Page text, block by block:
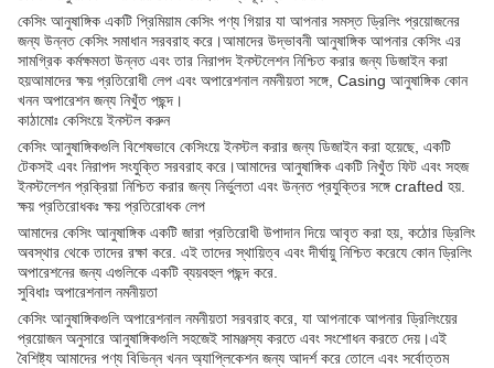
কেসিং আনুষাঙ্গিক একটি প্রিমিয়াম কেসিং পণ্য গিয়ার যা আপনার সমস্ত ড্রিলিং প্রয়োজনের
জন্য উন্নত কেসিং সমাধান সরবরাহ করে।আমাদের উদ্ভাবনী আনুষাঙ্গিক আপনার কেসিং এর
সামগ্রিক কর্মক্ষমতা উন্নত এবং তার নিরাপদ ইনস্টলেশন নিশ্চিত করার জন্য ডিজাইন করা
হয়আমাদের ক্ষয় প্রতিরোধী লেপ এবং অপারেশনাল নমনীয়তা সঙ্গে, Casing আনুষাঙ্গিক কোন
খনন অপারেশন জন্য নিখুঁত পছন্দ।
কাঠামোঃ কেসিংয়ে ইনস্টল করুন
কেসিং আনুষাঙ্গিকগুলি বিশেষভাবে কেসিংয়ে ইনস্টল করার জন্য ডিজাইন করা হয়েছে, একটি
টেকসই এবং নিরাপদ সংযুক্তি সরবরাহ করে।আমাদের আনুষাঙ্গিক একটি নিখুঁত ফিট এবং সহজ
ইনস্টলেশন প্রক্রিয়া নিশ্চিত করার জন্য নির্ভুলতা এবং উন্নত প্রযুক্তির সঙ্গে crafted হয়.
ক্ষয় প্রতিরোধকঃ ক্ষয় প্রতিরোধক লেপ
আমাদের কেসিং আনুষাঙ্গিক একটি জারা প্রতিরোধী উপাদান দিয়ে আবৃত করা হয়, কঠোর ড্রিলিং
অবস্থার থেকে তাদের রক্ষা করে. এই তাদের স্থায়িত্ব এবং দীর্ঘায়ু নিশ্চিত করেযে কোন ড্রিলিং
অপারেশনের জন্য এগুলিকে একটি ব্যয়বহুল পছন্দ করে.
সুবিধাঃ অপারেশনাল নমনীয়তা
কেসিং আনুষাঙ্গিকগুলি অপারেশনাল নমনীয়তা সরবরাহ করে, যা আপনাকে আপনার ড্রিলিংয়ের
প্রয়োজন অনুসারে আনুষাঙ্গিকগুলি সহজেই সামঞ্জস্য করতে এবং সংশোধন করতে দেয়।এই
বৈশিষ্ট্য আমাদের পণ্য বিভিন্ন খনন অ্যাপ্লিকেশন জন্য আদর্শ করে তোলে এবং সর্বোত্তম